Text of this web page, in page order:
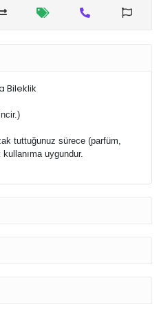
Bileklik
tuttuğunuz sürece (parfüm,
kullanıma uygundur.